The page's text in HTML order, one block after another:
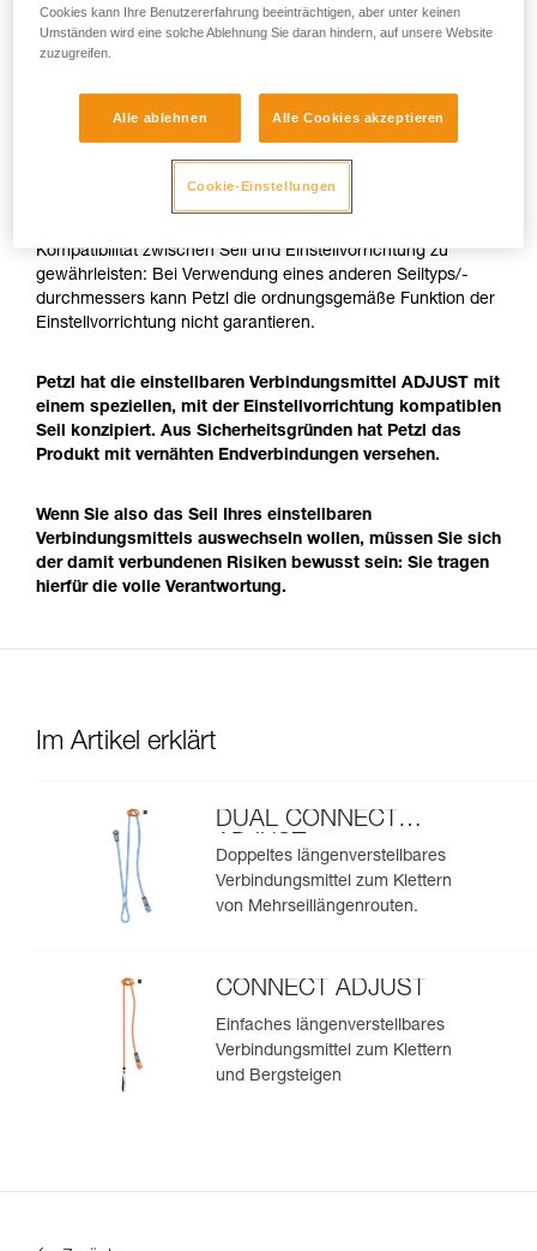
sich lösen, wenn sie nicht korrekt angefertigt wurden. Durch
das Lösen eines Knotens erhöht sich das Sturzrisiko.
- Die Verbindungsmittel wurden bei einer festgelegten Länge
des fixen/einstellbaren Strangs getestet. Bei einer Änderung
der Länge des Verbindungsmittels erhöhen sich die Werte
der beim dynamischen Test ermittelten Kräfte.
Kompatibilität zwischen Seil und Einstellvorrichtung zu
gewährleisten: Bei Verwendung eines anderen Seiltyps/-
durchmessers kann Petzl die ordnungsgemäße Funktion der
Einstellvorrichtung nicht garantieren.
Petzl hat die einstellbaren Verbindungsmittel ADJUST mit
einem speziellen, mit der Einstellvorrichtung kompatiblen
Seil konzipiert. Aus Sicherheitsgründen hat Petzl das
Produkt mit vernähten Endverbindungen versehen.
Wenn Sie also das Seil Ihres einstellbaren
Verbindungsmittels auswechseln wollen, müssen Sie sich
der damit verbundenen Risiken bewusst sein: Sie tragen
hierfür die volle Verantwortung.
Im Artikel erklärt
DUAL CONNECT
ADJUST
Doppeltes längenverstellbares
Verbindungsmittel zum Klettern
von Mehrseillängenrouten.
CONNECT ADJUST
Einfaches längenverstellbares
Verbindungsmittel zum Klettern
und Bergsteigen
Cookies kann Ihre Benutzererfahrung beeinträchtigen, aber unter keinen
Umständen wird eine solche Ablehnung Sie daran hindern, auf unsere Website
zuzugreifen.
Alle ablehnen Alle Cookies akzeptieren
Cookie-Einstellungen